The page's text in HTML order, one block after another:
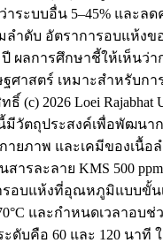
ะบบอื่น 5–45% และล
ลำดับ อัตราการอบแห้ง
ปี ผลการศึกษาชี้ให้เห็
าสตร์ เหมาะสำหรับก
ธิ์ (c) 2026 Loei Rajabhat
มีวัตถุประสงค์เพื่อพัฒน
ยภาพ และเคมีของเนื้
นสารละลาย KMS
บแห้งที่อุณหภูมิแบบขั้น
และกำหนดเวลาอบ
ะดับคือ 60 และ 120 น